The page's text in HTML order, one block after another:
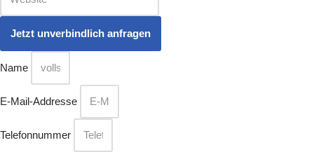
Name
E-Mail-Addresse
Telefonnummer